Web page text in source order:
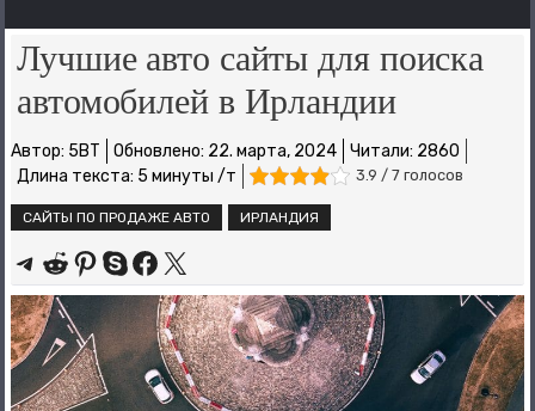
Лучшие авто сайты для поиска
автомобилей в Ирландии
Автор: 5BT Обновлено: 22. марта, 2024
Читали: 2860
Длина текста: 5 минуты /т
3.9 / 7 голосов
САЙТЫ ПО ПРОДАЖЕ АВТО ИРЛАНДИЯ
Share on Telegram
Share on Reddit
Share on Pinterest
Share on SkypeShare on Facebook
Share on X